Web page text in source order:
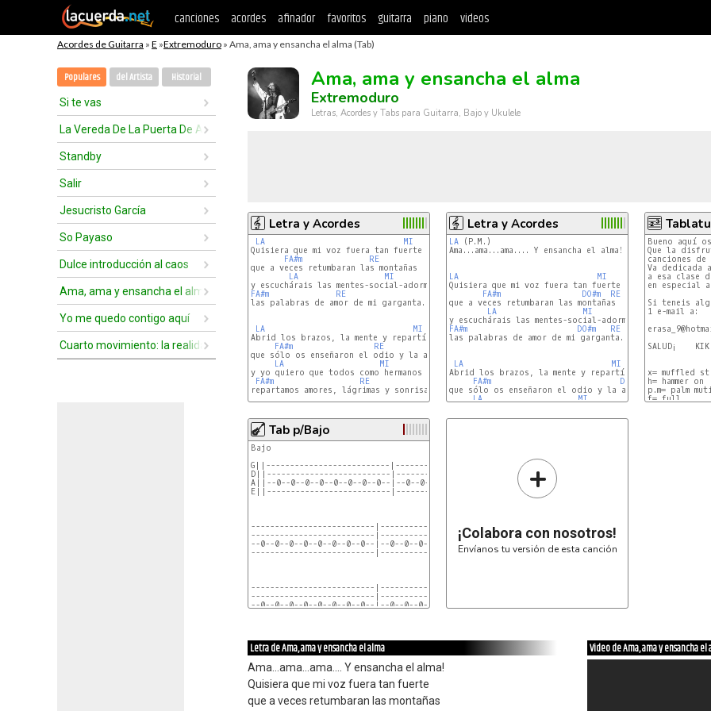
canciones acordes afinador favoritos guitarra piano videos
Acordes de Guitarra » E »Extremoduro » Ama, ama y ensancha el alma (Tab)
Populares del Artista Historial
Si te vas
La Vereda De La Puerta De Atrás
Standby
Salir
Jesucristo García
So Payaso
Dulce introducción al caos
Ama, ama y ensancha el alma
Yo me quedo contigo aquí
Cuarto movimiento: la realidad
Ama, ama y ensancha el alma
Extremoduro
Letras, Acordes y Tabs para Guitarra, Bajo y Ukulele
Letra y Acordes
LA
MI
Quisiera que mi voz fuera tan fuerte
FA#m
RE
que a veces retumbaran las montañas
LA
MI
FA#m
RE
las palabras de amor de mi garganta.
LA
MI
Abrid los brazos, la mente y repartíos
FA#m
RE
que sólo os enseñaron el odio y la avaricia
LA
MI
y yo quiero que todos como hermanos
FA#m
RE
repartamos amores, lágrimas y sonrisas.
Letra y Acordes
LA (P.M.)
Ama...ama...ama.... Y ensancha el alma!
LA
MI
Quisiera que mi voz fuera tan fuerte
FA#m
DO#m
RE
que a veces retumbaran las montañas
LA
MI
FA#m
DO#m
RE
las palabras de amor de mi garganta.
LA
MI
Abrid los brazos, la mente y repartíos
FA#m
DO#m
RE
que sólo os enseñaron el odio y la avaricia
LA
MI
Bueno aquí
Que la
canciones de
Va dedicada
a esa clase
en especial
Si teneis
1 e-mail a:
SALUD¡    KIK
x= muffled
h= hammer on
p.m= palm
f= full
B||-5-5-5-
Tab p/Bajo
Bajo
G||--------------------------|--------------------------|
D||--------------------------|--------------------------|
A||--0--0--0--0--0--0--0--0--|--0--0--0--0--0--0--0--0--|
E||--------------------------|--------------------------|
--------------------------|--------------------------|
--------------------------|--------------------------|
--0--0--0--0--0--0--0--0--|--0--0--0--0--0--0--0--0--|
--------------------------|--------------------------|
--------------------------|--------------------------|
--------------------------|--------------------------|
--0--0--0--0--0--0--0--0--|--0--0--0--0--0--0--0--0--|
--------------------------|--------------------------|
--------------------------|--------------------------|
--0--0--0--0--0--0--0--0--|--0--0--0--0--0--0--0--0--|
--------------------------|--------------------------|
+
¡Colabora con nosotros!
Envíanos tu versión de esta canción
Letra de Ama, ama y ensancha el alma
Ama...ama...ama.... Y ensancha el alma!
Quisiera que mi voz fuera tan fuerte
que a veces retumbaran las montañas
Video de Ama, ama y ensancha el